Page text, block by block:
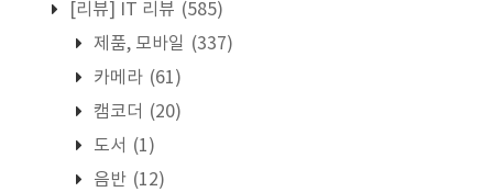
[리뷰] IT 리뷰 (585)
제품, 모바일 (337)
카메라 (61)
캠코더 (20)
도서 (1)
음반 (12)